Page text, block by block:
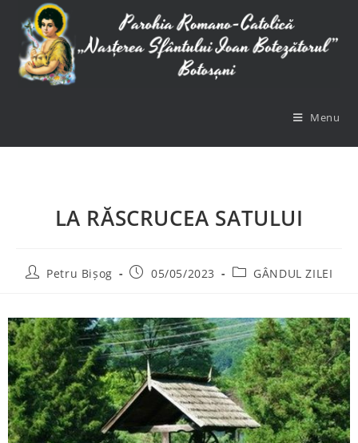
Menu
LA RĂSCRUCEA SATULUI
Petru Bișog 05/05/2023 GÂNDUL ZILEI